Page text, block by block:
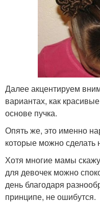
Далее акцентируем
вариантах, как
основе пучка.
Опять же, это именно
которые можно сделать
Хотя многие мамы
для девочек можно
день благодаря
принципе, не ошибутся.